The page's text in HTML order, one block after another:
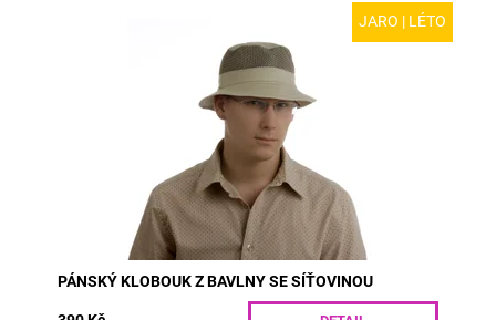
JARO | LÉTO
MODEL: R42-1 | Sportovní pánský klobouk z bavlny se
síťovinou. Široká síťka umožňuje cirkulaci vzduchu,
takže se klobouk příjemně nosí i v těch...
Skladem
R42-1/55
PÁNSKÝ KLOBOUK Z BAVLNY SE SÍŤOVINOU